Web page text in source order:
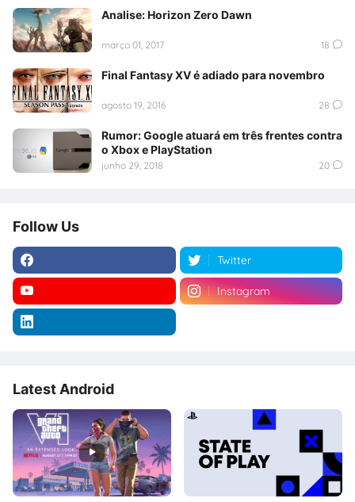
Analise: Horizon Zero Dawn
março 01, 2017 18
Final Fantasy XV é adiado para novembro
agosto 19, 2016 28
Rumor: Google atuará em três frentes contra
o Xbox e PlayStation
junho 29, 2018 20
Follow Us
Twitter
Instagram
Latest Android